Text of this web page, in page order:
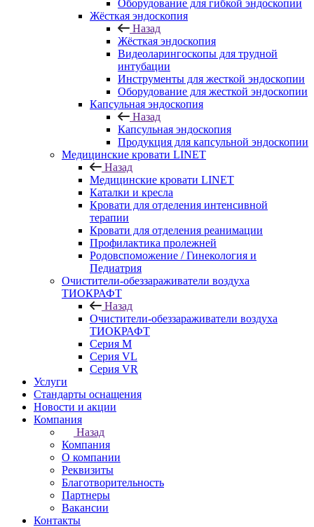
Оборудование для гибкой эндоскопии
Жёсткая эндоскопия
Назад
Жёсткая эндоскопия
Видеоларингоскопы для трудной
интубации
Инструменты для жесткой эндоскопии
Оборудование для жесткой эндоскопии
Капсульная эндоскопия
Назад
Капсульная эндоскопия
Продукция для капсульной эндоскопии
Медицинские кровати LINET
Назад
Медицинские кровати LINET
Каталки и кресла
Кровати для отделения интенсивной
терапии
Кровати для отделения реанимации
Профилактика пролежней
Родовспоможение / Гинекология и
Педиатрия
Очистители-обеззараживатели воздуха
ТИОКРАФТ
Назад
Очистители-обеззараживатели воздуха
ТИОКРАФТ
Cерия M
Cерия VL
Серия VR
Услуги
Стандарты оснащения
Новости и акции
Компания
Назад
Компания
О компании
Реквизиты
Благотворительность
Партнеры
Вакансии
Контакты